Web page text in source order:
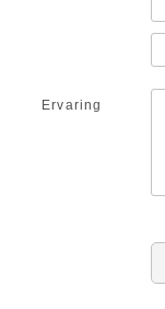
Ervaring